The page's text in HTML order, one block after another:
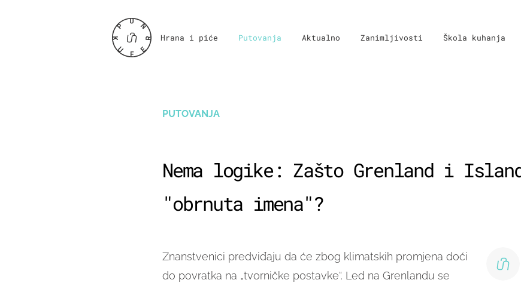
Hrana i piće Putovanja Aktualno Zanimljivosti Škola kuhanja
PUTOVANJA
Nema logike: Zašto Grenland i
"obrnuta imena"?
Znanstvenici predviđaju da će zbog klimatskih promjena doći
do povratka na „tvorničke postavke“. Led na Grenlandu se